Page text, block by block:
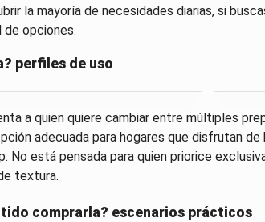
la mayoría de necesidades diarias, si
opciones.
perfiles de uso
a quien quiere cambiar entre múltiples
adecuada para hogares que disfrutan
No está pensada para quien priorice
textura.
comprarla? escenarios prácticos